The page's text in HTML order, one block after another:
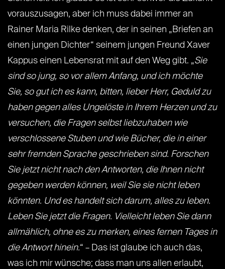
vorauszusagen, aber ich muss dabei immer an
Rainer Maria Rilke denken, der in seinen „Briefen an
einen jungen Dichter“ seinem jungen Freund Xaver
Kappus einen Lebensrat mit auf den Weg gibt. „Sie
sind so jung, so vor allem Anfang, und ich möchte
Sie, so gut ich es kann, bitten, lieber Herr, Geduld zu
haben gegen alles Ungelöste in Ihrem Herzen und zu
versuchen, die Fragen selbst liebzuhaben wie
verschlossene Stuben und wie Bücher, die in einer
sehr fremden Sprache geschrieben sind. Forschen
Sie jetzt nicht nach den Antworten, die Ihnen nicht
gegeben werden können, weil Sie sie nicht leben
könnten. Und es handelt sich darum, alles zu leben.
Leben Sie jetzt die Fragen. Vielleicht leben Sie dann
allmählich, ohne es zu merken, eines fernen Tages in
die Antwort hinein.“ – Das ist glaube ich auch das,
was ich mir wünsche; dass man uns allen erlaubt,